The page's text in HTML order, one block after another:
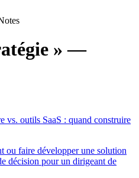
» —
vs. outils SaaS : quand construire
ou faire développer une solution
décision pour un dirigeant de